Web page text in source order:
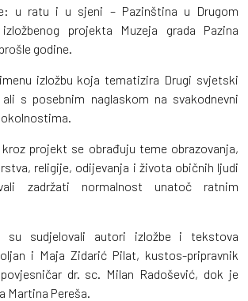
u ratu i u sjeni – Pazinština u Drugom
projekta Muzeja grada Pazina
godine.
izložbu koja tematizira Drugi svjetski
s posebnim naglaskom na svakodnevni
projekt se obrađuju teme obrazovanja,
religije, odijevanja i života običnih ljudi
zadržati normalnost unatoč ratnim
su sudjelovali autori izložbe i tekstova
i Maja Zidarić Pilat, kustos-pripravnik
dr. sc. Milan Radošević, dok je
Martina Pereša.